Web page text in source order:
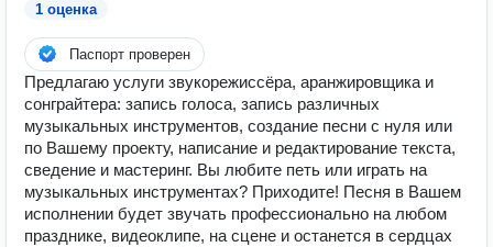
1 оценка
Паспорт проверен
Предлагаю услуги звукорежиссёра, аранжировщика и
сонграйтера: запись голоса, запись различных
музыкальных инструментов, создание песни с нуля или
по Вашему проекту, написание и редактирование текста,
сведение и мастеринг. Вы любите петь или играть на
музыкальных инструментах? Приходите! Песня в Вашем
исполнении будет звучать профессионально на любом
празднике, видеоклипе, на сцене и останется в сердцах